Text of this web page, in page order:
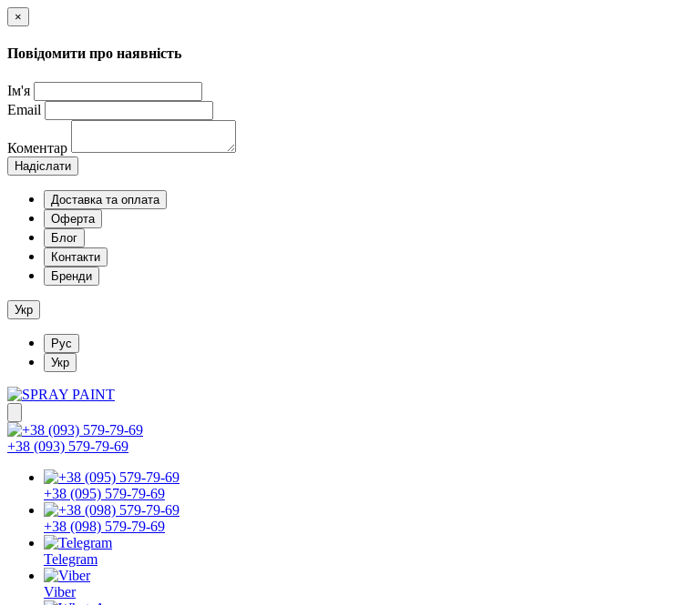
×
Повідомити про наявність
Ім'я
Email
Коментар
Надіслати
Доставка та оплата
Оферта
Блог
Контакти
Бренди
Укр
Рус
Укр
+38 (093) 579-79-69
+38 (095) 579-79-69
+38 (098) 579-79-69
Telegram
Viber